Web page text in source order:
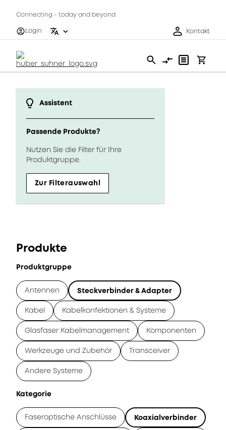
Connecting - today and beyond
Login
Kontakt
Assistent
Passende Produkte?
Nutzen Sie die Filter für Ihre
Produktgruppe.
Zur Filterauswahl
Produkte
Produktgruppe
Antennen Steckverbinder & Adapter
Kabel Kabelkonfektionen & Systeme
Glasfaser Kabelmanagement Komponenten
Werkzeuge und Zubehör Transceiver
Andere Systeme
Kategorie
Faseroptische Anschlüsse Koaxialverbinder